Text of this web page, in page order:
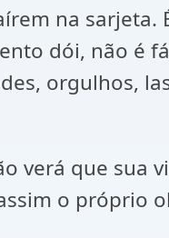
na
dói, não é
orgulhos,
verá que
o próprio